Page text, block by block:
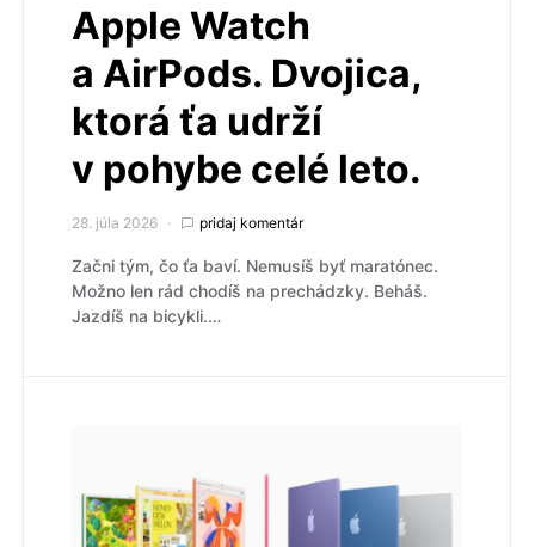
Apple Watch
a AirPods. Dvojica,
ktorá ťa udrží
v pohybe celé leto.
28. júla 2026 pridaj komentár
Začni tým, čo ťa baví. Nemusíš byť maratónec.
Možno len rád chodíš na prechádzky. Beháš.
Jazdíš na bicykli.…